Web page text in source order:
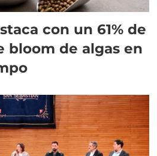
con un 61% de
bloom de algas en